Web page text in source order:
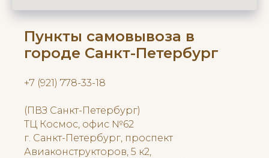
Пункты самовывоза в
городе Санкт-Петербург
+7 (921) 778-33-18
(ПВЗ Санкт-Петербург)
ТЦ Космос, офис №62
г. Санкт-Петербург, проспект
Авиаконструкторов, 5 к2,